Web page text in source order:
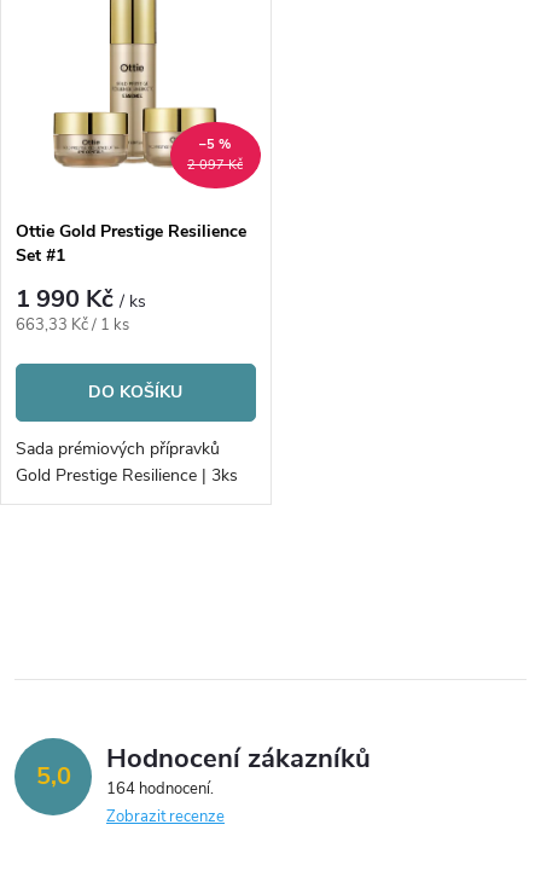
2 097 Kč
–5 %
Ottie Gold Prestige Resilience
Set #1
1 990 Kč/ ks
Měrná
663,33 Kč / 1 ks
DO KOŠÍKU
Sada prémiových přípravků
Gold Prestige Resilience | 3ks
l
d
a
5,0 Hodnocení zákazníků
164 hodnocení
Zobrazit recenze